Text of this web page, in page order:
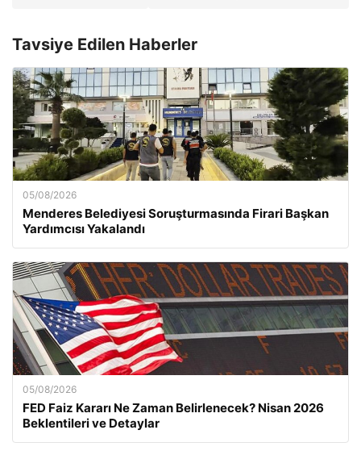
Tavsiye Edilen Haberler
05/08/2026
Menderes Belediyesi Soruşturmasında Firari Başkan
Yardımcısı Yakalandı
05/08/2026
FED Faiz Kararı Ne Zaman Belirlenecek? Nisan 2026
Beklentileri ve Detaylar